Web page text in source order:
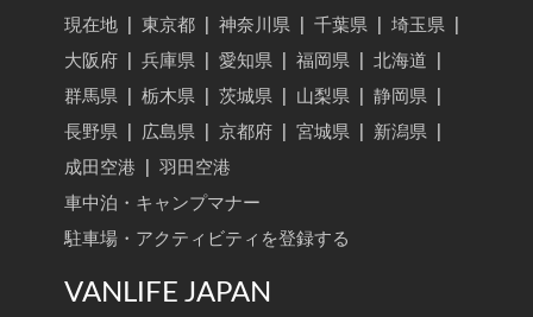
現在地 東京都 神奈川県 千葉県 埼玉県
大阪府
兵庫県 愛知県 福岡県 北海道
群馬県
栃木県 茨城県 山梨県 静岡県
長野県
広島県 京都府 宮城県 新潟県
成田空港
羽田空港
車中泊・キャンプマナー
駐車場・アクティビティを登録する
VANLIFE JAPAN